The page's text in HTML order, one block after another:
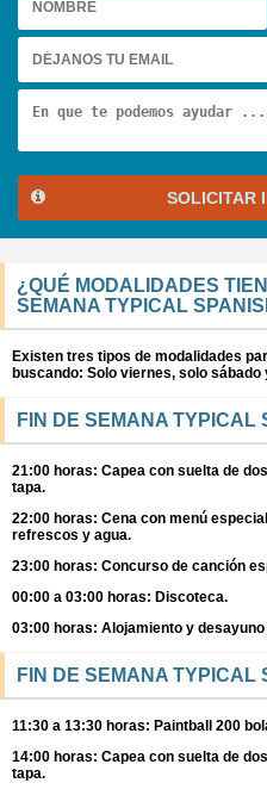
SOLICITAR
¿QUÉ MODALIDADES
SEMANA TYPICAL
Existen tres tipos de modalidades
buscando: Solo viernes, solo sábado
FIN DE SEMANA TYPICAL
21:00 horas: Capea con suelta de
tapa.
22:00 horas: Cena con menú
refrescos y agua.
23:00 horas: Concurso de canción
00:00 a 03:00 horas: Discoteca.
03:00 horas: Alojamiento y
FIN DE SEMANA TYPICAL
11:30 a 13:30 horas: Paintball 200
14:00 horas: Capea con suelta de
tapa.